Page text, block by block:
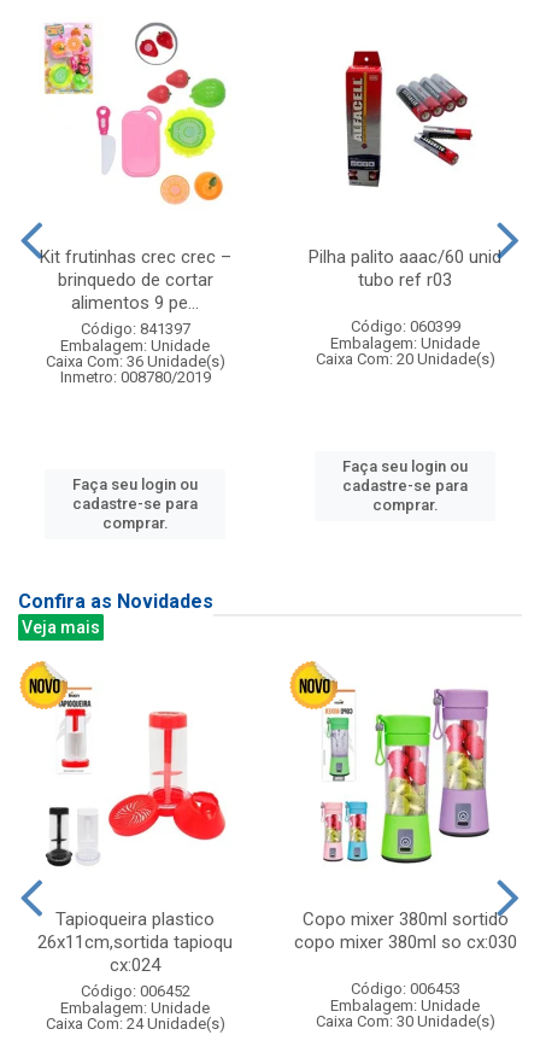
Kit frutinhas crec crec –
brinquedo de cortar
alimentos 9 pe...
Código: 841397
Embalagem: Unidade
Caixa Com: 36 Unidade(s)
Inmetro: 008780/2019
Faça seu login ou
cadastre-se para
comprar.
Pilha palito aaac/60 unid
tubo ref r03
Código: 060399
Embalagem: Unidade
Caixa Com: 20 Unidade(s)
Faça seu login ou
cadastre-se para
comprar.
Confira as Novidades
Veja mais
Tapioqueira plastico
26x11cm,sortida tapioqu
cx:024
Código: 006452
Embalagem: Unidade
Caixa Com: 24 Unidade(s)
Copo mixer 380ml sortido
copo mixer 380ml so cx:030
Código: 006453
Embalagem: Unidade
Caixa Com: 30 Unidade(s)